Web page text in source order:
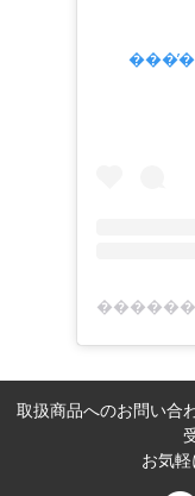
取扱商品へのお問い合
お気軽